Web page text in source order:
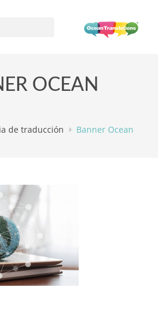
OCEAN
de traducción Banner Ocean